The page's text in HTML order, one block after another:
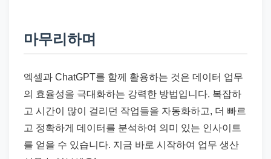
마무리하며
엑셀과 ChatGPT를 함께 활용하는 것은 데이터 업무
의 효율성을 극대화하는 강력한 방법입니다. 복잡하
고 시간이 많이 걸리던 작업들을 자동화하고, 더 빠르
고 정확하게 데이터를 분석하여 의미 있는 인사이트
를 얻을 수 있습니다. 지금 바로 시작하여 업무 생산